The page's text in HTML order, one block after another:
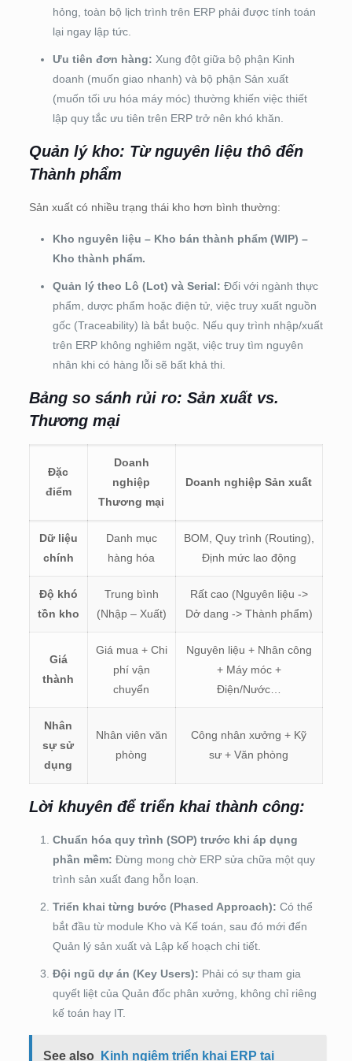
hỏng, toàn bộ lịch trình trên ERP phải được tính toán
lại ngay lập tức.
Ưu tiên đơn hàng: Xung đột giữa bộ phận Kinh
doanh (muốn giao nhanh) và bộ phận Sản xuất
(muốn tối ưu hóa máy móc) thường khiến việc thiết
lập quy tắc ưu tiên trên ERP trở nên khó khăn.
Quản lý kho: Từ nguyên liệu thô đến
Thành phẩm
Sản xuất có nhiều trạng thái kho hơn bình thường:
Kho nguyên liệu – Kho bán thành phẩm (WIP) –
Kho thành phẩm.
Quản lý theo Lô (Lot) và Serial: Đối với ngành thực
phẩm, dược phẩm hoặc điện tử, việc truy xuất nguồn
gốc (Traceability) là bắt buộc. Nếu quy trình nhập/xuất
trên ERP không nghiêm ngặt, việc truy tìm nguyên
nhân khi có hàng lỗi sẽ bất khả thi.
Bảng so sánh rủi ro: Sản xuất vs.
Thương mại
Đặc
điểm
Doanh
nghiệp
Thương mại
Doanh nghiệp Sản xuất
Dữ liệu
chính
Danh mục
hàng hóa
BOM, Quy trình (Routing),
Định mức lao động
Độ khó
tồn kho
Trung bình
(Nhập – Xuất)
Rất cao (Nguyên liệu ->
Dở dang -> Thành phẩm)
Giá
thành
Giá mua + Chi
phí vận
chuyển
Nguyên liệu + Nhân công
+ Máy móc +
Điện/Nước…
Nhân
sự sử
dụng
Nhân viên văn
phòng
Công nhân xưởng + Kỹ
sư + Văn phòng
Lời khuyên để triển khai thành công:
Chuẩn hóa quy trình (SOP) trước khi áp dụng
phần mềm: Đừng mong chờ ERP sửa chữa một quy
trình sản xuất đang hỗn loạn.
Triển khai từng bước (Phased Approach): Có thể
bắt đầu từ module Kho và Kế toán, sau đó mới đến
Quản lý sản xuất và Lập kế hoạch chi tiết.
Đội ngũ dự án (Key Users): Phải có sự tham gia
quyết liệt của Quản đốc phân xưởng, không chỉ riêng
kế toán hay IT.
See also
Kinh ngiệm triển khai ERP tại